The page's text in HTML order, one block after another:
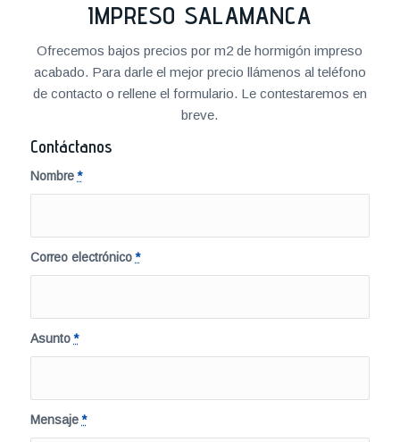
IMPRESO SALAMANCA
Ofrecemos bajos precios por m2 de hormigón impreso
acabado. Para darle el mejor precio llámenos al teléfono
de contacto o rellene el formulario. Le contestaremos en
breve.
Contáctanos
Nombre*
Correo electrónico*
Asunto*
Mensaje*